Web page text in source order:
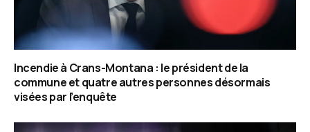
Incendie à Crans-Montana : le président de la
commune et quatre autres personnes désormais
visées par l’enquête